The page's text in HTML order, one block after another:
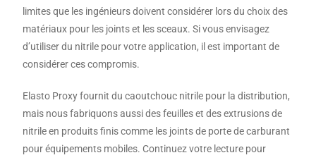
limites que les ingénieurs doivent considérer lors du choix des
matériaux pour les joints et les sceaux. Si vous envisagez
d’utiliser du nitrile pour votre application, il est important de
considérer ces compromis.
Elasto Proxy fournit du caoutchouc nitrile pour la distribution,
mais nous fabriquons aussi des feuilles et des extrusions de
nitrile en produits finis comme les joints de porte de carburant
pour équipements mobiles. Continuez votre lecture pour